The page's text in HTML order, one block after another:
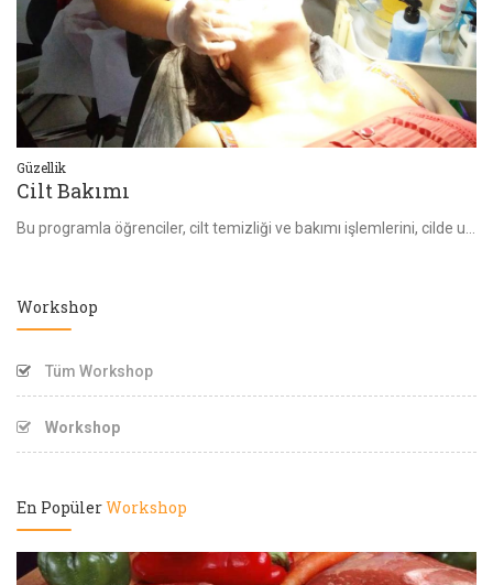
Güzellik
Cilt Bakımı
Workshop
Tüm Workshop
Workshop
En PopülerWorkshop